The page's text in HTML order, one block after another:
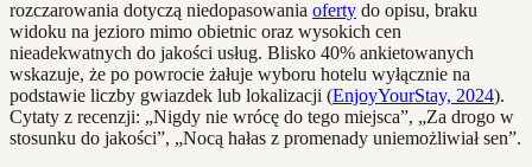
rozczarowania dotyczą niedopasowania oferty do opisu, braku
widoku na jezioro mimo obietnic oraz wysokich cen
nieadekwatnych do jakości usług. Blisko 40% ankietowanych
wskazuje, że po powrocie żałuje wyboru hotelu wyłącznie na
podstawie liczby gwiazdek lub lokalizacji (EnjoyYourStay, 2024).
Cytaty z recenzji: „Nigdy nie wrócę do tego miejsca”, „Za drogo w
stosunku do jakości”, „Nocą hałas z promenady uniemożliwiał sen”.